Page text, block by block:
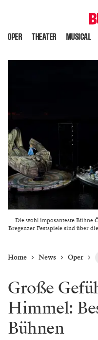
OPER THEATER MUSICAL
Die wohl imposanteste Bühne
Bregenzer Festspiele sind über
Home News Oper
Große
Himmel:
Bühnen